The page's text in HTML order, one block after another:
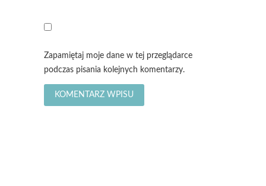
Zapamiętaj moje dane w tej przeglądarce
podczas pisania kolejnych komentarzy.